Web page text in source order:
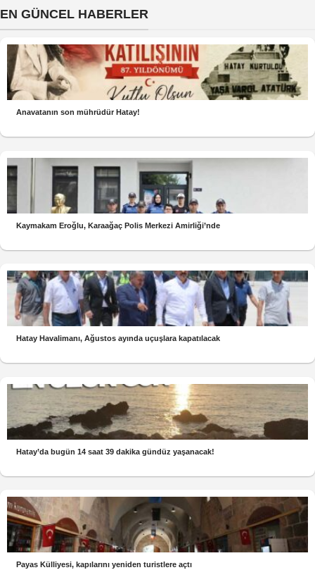
EN GÜNCEL HABERLER
Anavatanın son mührüdür Hatay!
Kaymakam Eroğlu, Karaağaç Polis Merkezi Amirliği’nde
Hatay Havalimanı, Ağustos ayında uçuşlara kapatılacak
Hatay’da bugün 14 saat 39 dakika gündüz yaşanacak!
Payas Külliyesi, kapılarını yeniden turistlere açtı